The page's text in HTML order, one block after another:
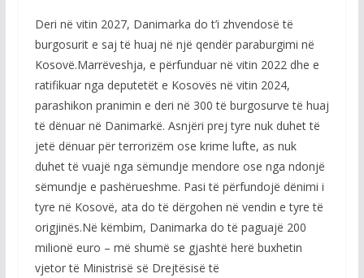
Deri në vitin 2027, Danimarka do t’i zhvendosë të
burgosurit e saj të huaj në një qendër paraburgimi në
Kosovë.Marrëveshja, e përfunduar në vitin 2022 dhe e
ratifikuar nga deputetët e Kosovës në vitin 2024,
parashikon pranimin e deri në 300 të burgosurve të huaj
të dënuar në Danimarkë. Asnjëri prej tyre nuk duhet të
jetë dënuar për terrorizëm ose krime lufte, as nuk
duhet të vuajë nga sëmundje mendore ose nga ndonjë
sëmundje e pashërueshme. Pasi të përfundojë dënimi i
tyre në Kosovë, ata do të dërgohen në vendin e tyre të
origjinës.Në këmbim, Danimarka do të paguajë 200
milionë euro – më shumë se gjashtë herë buxhetin
vjetor të Ministrisë së Drejtësisë të